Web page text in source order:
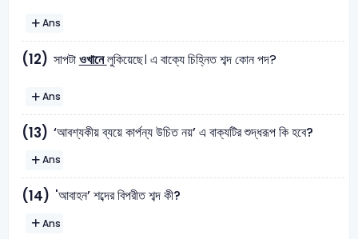
Ans
(12) সাপটাওখানেলুকিয়েছে। এ বাক্যে চিহ্নিত শব্দ কোন পদ?
Ans
(13) ‘আবশ্যকীয় ব্যয়ে কার্পন্য উচিত নয়’ এ বাক্যটির শুদ্ধরূপ কি হবে?
Ans
(14) 'আবাহন’ শব্দের বিপরীত শব্দ কী?
Ans